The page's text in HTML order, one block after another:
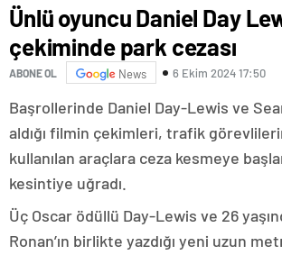
Ünlü oyuncu Daniel Day
çekiminde park cezası
ABONE OL News 6 Ekim 2024 17:50
Başrollerinde Daniel Day-Lewis ve
aldığı filmin çekimleri, trafik
kullanılan araçlara ceza kesmeye
kesintiye uğradı.
Üç Oscar ödüllü Day-Lewis ve 26
Ronan’ın birlikte yazdığı yeni uzun